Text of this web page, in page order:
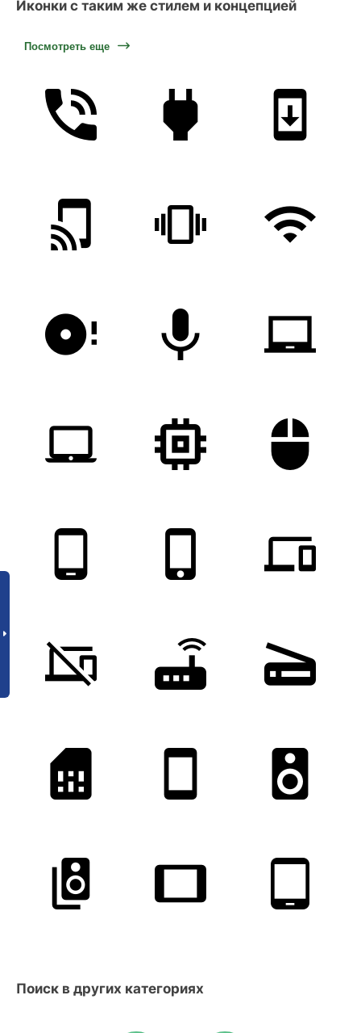
Иконки с таким же стилем и концепцией
Посмотреть еще
Поиск в других категориях